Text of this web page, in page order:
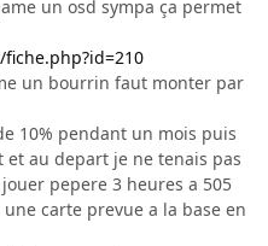
un osd sympa ça permet
un bourrin faut monter par
10% pendant un mois puis
au depart je ne tenais pas
pepere 3 heures a 505
carte prevue a la base en